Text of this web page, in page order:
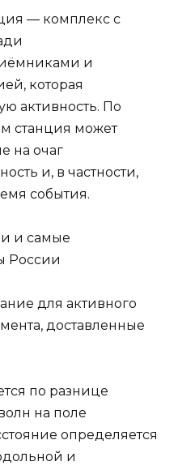
— комплекс с
и
которая
активность. По
станция может
на очаг
и, в частности,
события.
для активного
доставленные
по разнице
на поле
определяется
и